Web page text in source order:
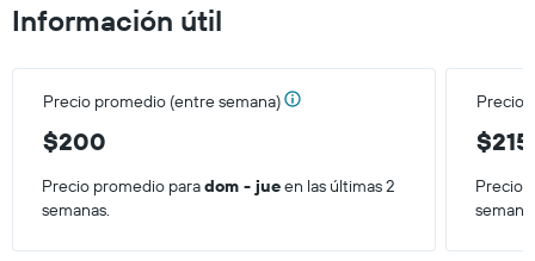
una
para
fin
de
semana,
calculado
a
de
Información útil
Precio promedio (entre semana)
$200
Precio
$215
Precio promedio paradom - jueen las últimas 2
semanas.
Precio